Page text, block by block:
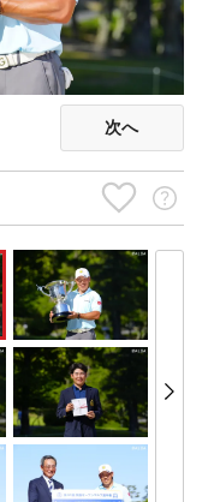
次へ